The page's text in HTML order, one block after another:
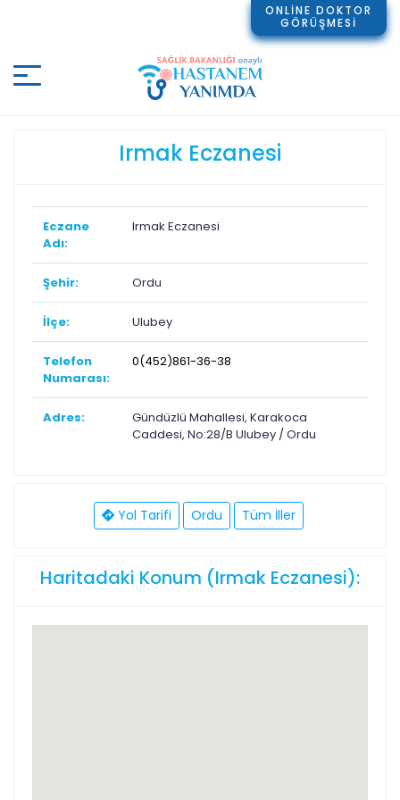
Irmak Eczanesi
Eczane
Adı:
Irmak Eczanesi
Şehir: Ordu
İlçe: Ulubey
Telefon
Numarası:
0(452)861-36-38
Adres:
Gündüzlü Mahallesi, Karakoca
Caddesi, No:28/B Ulubey / Ordu
Yol Tarifi Ordu Tüm İller
Haritadaki Konum (Irmak Eczanesi):
ONLİNE DOKTOR
GÖRÜŞMESİ